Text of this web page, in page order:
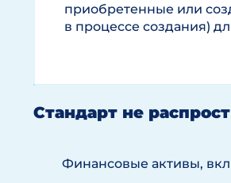
приобретенные или
в процессе создания)
Стандарт не
Финансовые активы,